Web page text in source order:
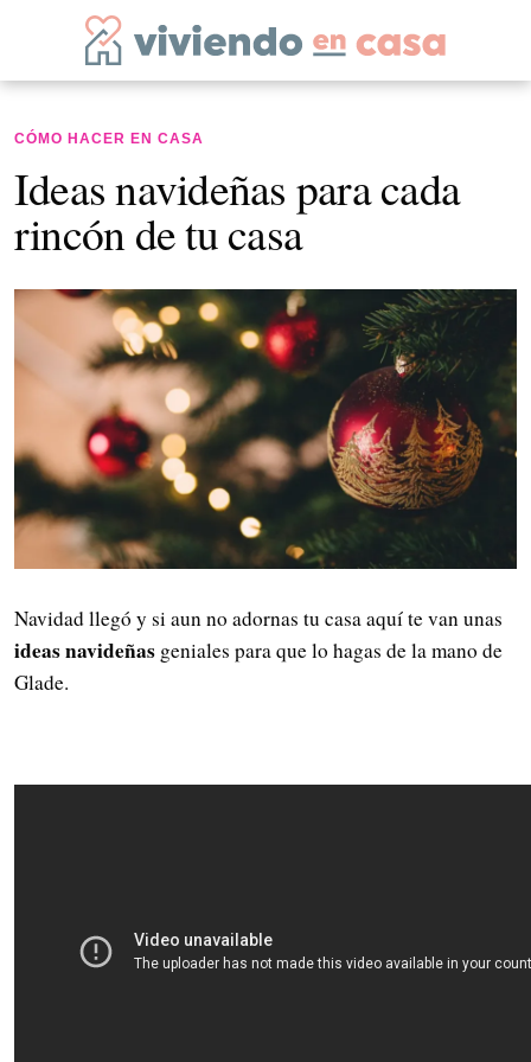
CÓMO HACER EN CASA
Ideas navideñas para cada
rincón de tu casa
Navidad llegó y si aun no adornas tu casa aquí te van unas
ideas navideñas geniales para que lo hagas de la mano de
Glade.